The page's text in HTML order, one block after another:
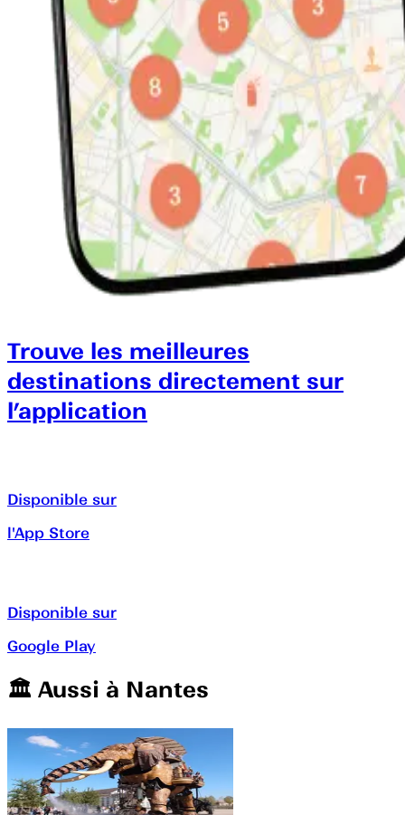
Trouve les meilleures
destinations directement sur
l’application
Disponible sur
l'App Store
Disponible sur
Google Play
🏛️️ Aussi à Nantes